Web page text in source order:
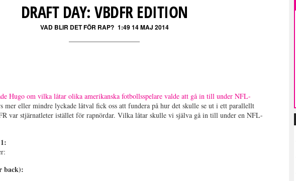
DRAFT DAY: VBDFR EDITION
VAD BLIR DET FÖR RAP? 1:49 14 MAJ 2014
Hugo om vilka låtar olika amerikanska fotbollsspelare valde att gå in till under NFL-
mer eller mindre lyckade låtval fick oss att fundera på hur det skulle se ut i ett parallellt
var stjärnatleter istället för rapnördar. Vilka låtar skulle vi själva gå in till under en NFL-
back):